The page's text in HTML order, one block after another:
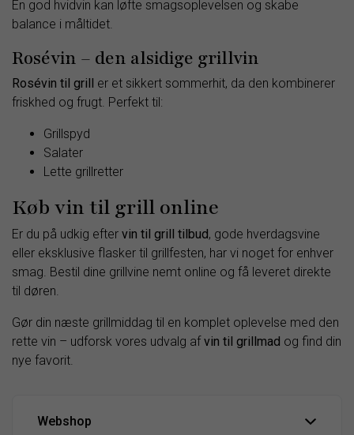
En god hvidvin kan løfte smagsoplevelsen og skabe
balance i måltidet.
Rosévin – den alsidige grillvin
Rosévin til grill er et sikkert sommerhit, da den kombinerer
friskhed og frugt. Perfekt til:
Grillspyd
Salater
Lette grillretter
Køb vin til grill online
Er du på udkig efter vin til grill tilbud, gode hverdagsvine
eller eksklusive flasker til grillfesten, har vi noget for enhver
smag. Bestil dine grillvine nemt online og få leveret direkte
til døren.
Gør din næste grillmiddag til en komplet oplevelse med den
rette vin – udforsk vores udvalg afvin til grillmad og find din
nye favorit.
Webshop